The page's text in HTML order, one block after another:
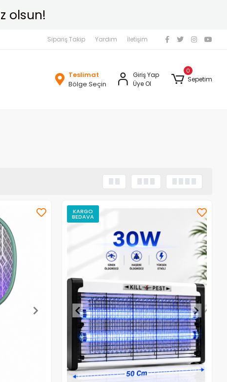
Sipariş Takip Yardım İletişim
Teslimat
Bölge Seçin
Giriş Yap
Üye Ol
0
Sepetim
KARGO
BEDAVA